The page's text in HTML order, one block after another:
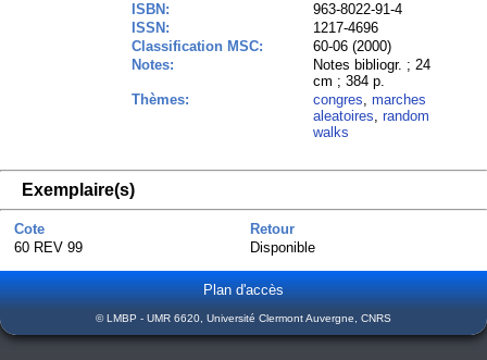
ISBN:
963-8022-91-4
ISSN:
1217-4696
Classification MSC:
60-06 (2000)
Notes:
Notes bibliogr. ; 24
cm ; 384 p.
Thèmes:
congres,marches
aleatoires,random
walks
Exemplaire(s)
Cote
Retour
60 REV 99
Disponible
Plan d'accès
© LMBP - UMR 6620, Université Clermont Auvergne, CNRS